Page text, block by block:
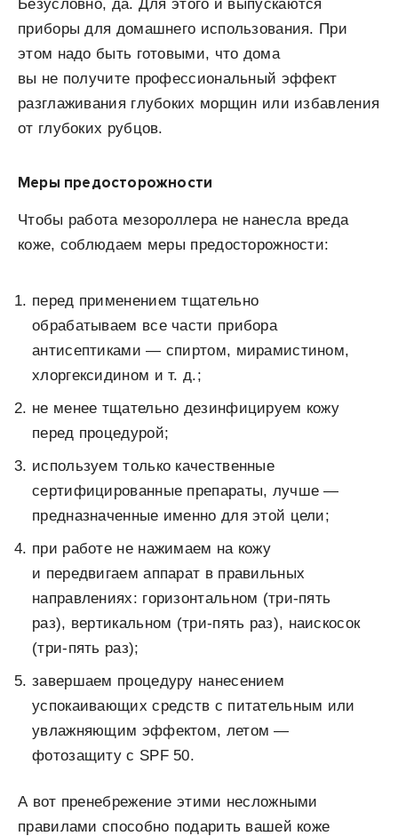
Безусловно, да. Для этого и выпускаются
приборы для домашнего использования. При
этом надо быть готовыми, что дома
вы не получите профессиональный эффект
разглаживания глубоких морщин или избавления
от глубоких рубцов.
Меры предосторожности
Чтобы работа мезороллера не нанесла вреда
коже, соблюдаем меры предосторожности:
перед применением тщательно
обрабатываем все части прибора
антисептиками — спиртом, мирамистином,
хлоргексидином и т. д.;
не менее тщательно дезинфицируем кожу
перед процедурой;
используем только качественные
сертифицированные препараты, лучше —
предназначенные именно для этой цели;
при работе не нажимаем на кожу
и передвигаем аппарат в правильных
направлениях: горизонтальном (три-пять
раз), вертикальном (три-пять раз), наискосок
(три-пять раз);
завершаем процедуру нанесением
успокаивающих средств с питательным или
увлажняющим эффектом, летом —
фотозащиту с SPF 50.
А вот пренебрежение этими несложными
правилами способно подарить вашей коже